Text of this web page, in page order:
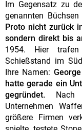
Im Gegensatz zu
genannten
Proto nicht zurück
sondern direkt bis
1954. Hier
Schießstand im
Ihre Namen:
hatte gerade ein
gegründet. Nach
Unternehmen
größere Firmen